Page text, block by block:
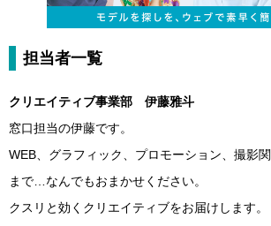
担当者一覧
クリエイティブ事業部 伊藤雅斗
窓口担当の伊藤です。
WEB、グラフィック、プロモーション、撮影
まで…なんでもおまかせください。
クスリと効くクリエイティブをお届けします。